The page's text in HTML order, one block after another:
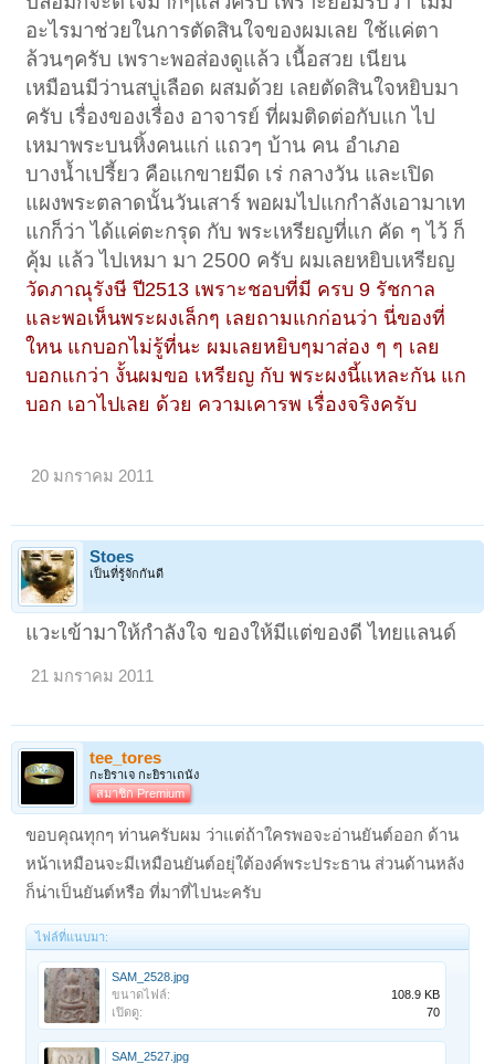
อะไรมาช่วยในการตัดสินใจของผมเลย ใช้แค่ตา
ล้วนๆครับ เพราะพอส่องดูแล้ว เนื้อสวย เนียน
เหมือนมีว่านสบู่เลือด ผสมด้วย เลยตัดสินใจหยิบมา
ครับ เรื่องของเรื่อง อาจารย์ ที่ผมติดต่อกับแก ไป
เหมาพระบนหิ้งคนแก่ แถวๆ บ้าน คน อำเภอ
บางน้ำเปรี้ยว คือแกขายมีด เร่ กลางวัน และเปิด
แผงพระตลาดนั้นวันเสาร์ พอผมไปแกกำลังเอามาเท
แกก็ว่า ได้แค่ตะกรุด กับ พระเหรียญที่แก คัด ๆ ไว้ ก็
คุ้ม แล้ว ไปเหมา มา 2500 ครับ ผมเลยหยิบเหรียญ
วัดภาณุรังษี ปี2513 เพราะชอบที่มี ครบ 9 รัชกาล
และพอเห็นพระผงเล็กๆ เลยถามแกก่อนว่า นี่ของที่
ใหน แกบอกไม่รู้ที่นะ ผมเลยหยิบๆมาส่อง ๆ ๆ เลย
บอกแกว่า งั้นผมขอ เหรียญ กับ พระผงนี้แหละกัน แก
บอก เอาไปเลย ด้วย ความเคารพ เรื่องจริงครับ
20 มกราคม 2011
Stoes
เป็นที่รู้จักกันดี
แวะเข้ามาให้กำลังใจ ของให้มีแต่ของดี ไทยแลนด์
21 มกราคม 2011
tee_tores
กะยิราเจ กะยิราเถนัง
สมาชิก Premium
ขอบคุณทุกๆ ท่านครับผม ว่าแต่ถ้าใครพอจะอ่านยันต์ออก ด้าน
หน้าเหมือนจะมีเหมือนยันต์อยุ่ใต้องค์พระประธาน ส่วนด้านหลัง
ก็น่าเป็นยันต์หรือ ที่มาที่ไปนะครับ
ไฟล์ที่แนบมา:
SAM_2528.jpg
ขนาดไฟล์:
108.9 KB
เปิดดู:
70
SAM_2527.jpg